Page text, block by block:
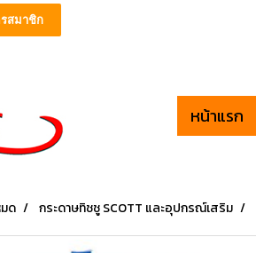
สมาชิก
หน้าแรก
ด กระดาษทิชชู SCOTT และอุปกรณ์เสริม